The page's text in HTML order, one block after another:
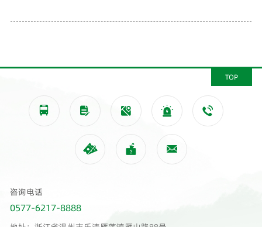
TOP
    
  
咨询电话
0577-6217-8888